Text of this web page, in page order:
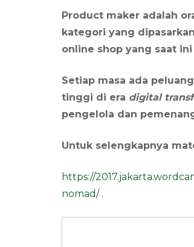
Product maker adalah
kategori yang
online shop yang saat
Setiap masa ada
tinggi di era digital
pengelola dan
Untuk selengkapnya
https://
nomad/ .